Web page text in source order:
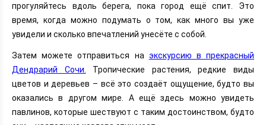
прогуляйтесь вдоль берега, пока город ещё спит. Это
время, когда можно подумать о том, как много вы уже
увидели и сколько впечатлений унесёте с собой.
Затем можете отправиться на экскурсию в прекрасный
Дендрарий Сочи.
Тропические растения, редкие виды
цветов и деревьев – всё это создаёт ощущение, будто вы
оказались в другом мире. А ещё здесь можно увидеть
павлинов, которые шествуют с таким достоинством, будто